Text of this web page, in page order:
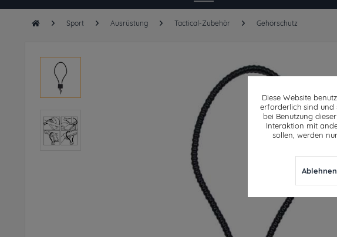
Sport Ausrüstung Tactical-Zubehör Gehörschutz
Diese Website
erforderlich sind und
bei Benutzung
Interaktion mit
sollen, werden
Ablehnen